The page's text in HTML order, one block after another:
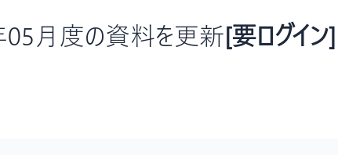
月度の資料を更新[要ログイン]